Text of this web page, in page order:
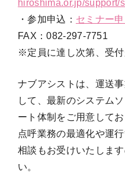
hiroshima.or.jp/support/
・参加申込： セミナー
FAX：082-297-7751
※定員に達し次第、受付
ナブアシストは、運送
して、最新のシステム
ート体制をご用意して
点呼業務の最適化や運
相談もお受けいたしま
い。